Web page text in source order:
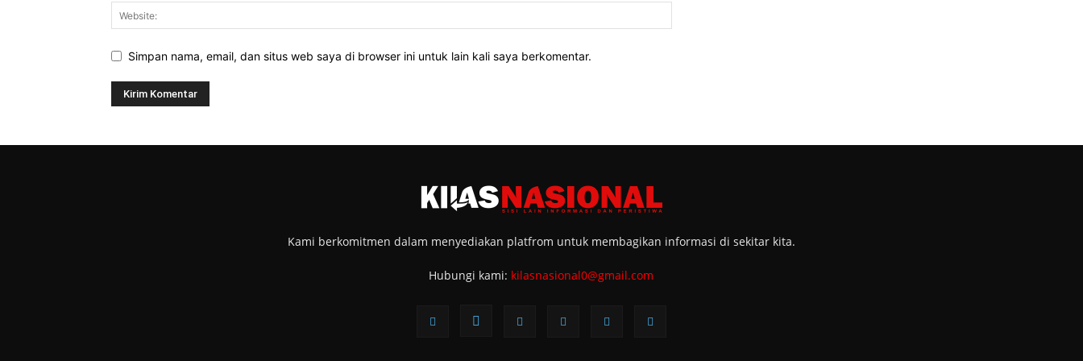
Simpan nama, email, dan situs web saya di browser ini untuk lain kali saya berkomentar.
Kami berkomitmen dalam menyediakan platfrom untuk membagikan informasi di sekitar kita.
Hubungi kami: kilasnasional0@gmail.com